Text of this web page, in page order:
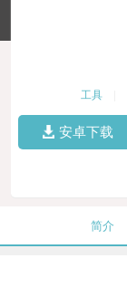
工具
安卓下载
简介